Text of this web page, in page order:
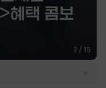
2 / 15